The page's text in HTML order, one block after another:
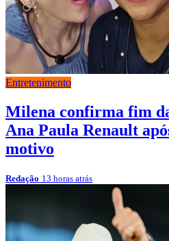
Entretenimento
Milena confirma fim
Ana Paula Renault
motivo
Redação 13 horas atrás